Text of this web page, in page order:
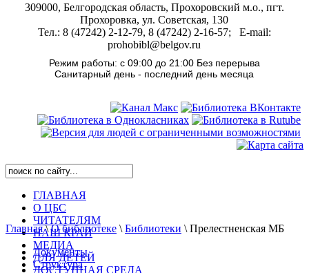
309000, Белгородская область, Прохоровский м.о., пгт.
Прохоровка, ул. Советская, 130
Тел.: 8 (47242) 2-12-79, 8 (47242) 2-16-57; E-mail:
prohobibl@belgov.ru
Режим работы: с 09:00 до 21:00 Без перерыва
Санитарный день - последний день месяца
ГЛАВНАЯ
О ЦБС
ЧИТАТЕЛЯМ
НАШ КРАЙ
МЕДИА
ДЛЯ ДЕТЕЙ
ДОСТУПНАЯ СРЕДА
Главная\О библиотеке \ Библиотеки \ Прелестненская МБ
Документы
Структура